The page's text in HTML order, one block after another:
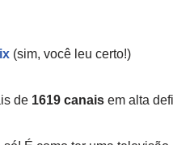
(sim, você leu certo!)
de 1619 canais em alta